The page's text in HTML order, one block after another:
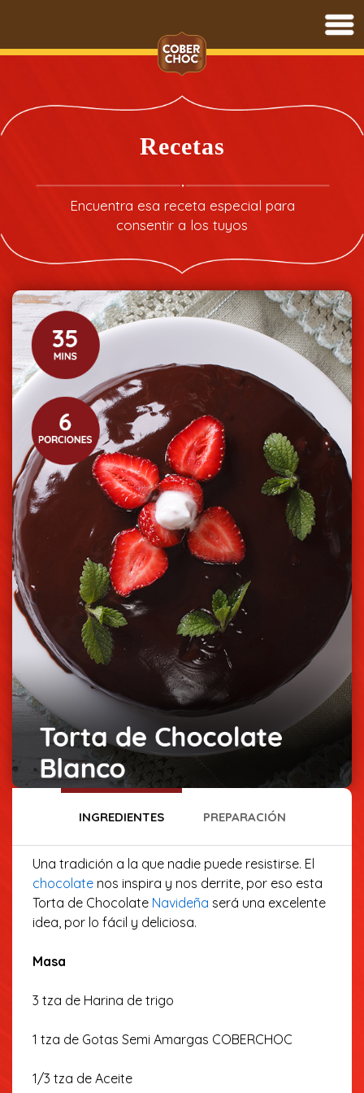
Saltar
Recetas
Encuentra esa receta especial para
consentir a los tuyos
INGREDIENTES PREPARACIÓN
Una tradición a la que nadie puede resistirse. El
chocolate nos inspira y nos derrite, por eso esta
Torta de Chocolate Navideña será una excelente
idea, por lo fácil y deliciosa.
Masa
3 tza de Harina de trigo
1 tza de Gotas Semi Amargas COBERCHOC
1/3 tza de Aceite